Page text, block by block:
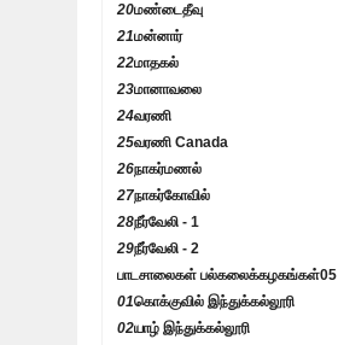
20மண்டைதீவு
21மன்னார்
22மாதகல்
23மானாவலை
24வரணி
25வரணி Canada
26நாகர்மணல்
27நாகர்கோவில்
28நீர்வேலி - 1
29நீர்வேலி - 2
பாடசாலைகள் பல்கலைக்கழகங்கள்05
01கொக்குவில் இந்துக்கல்லூரி
02யாழ் இந்துக்கல்லூரி